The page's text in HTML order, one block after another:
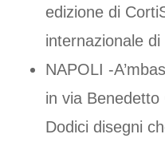
edizione di
internazionale
NAPOLI -
in via
Dodici disegni